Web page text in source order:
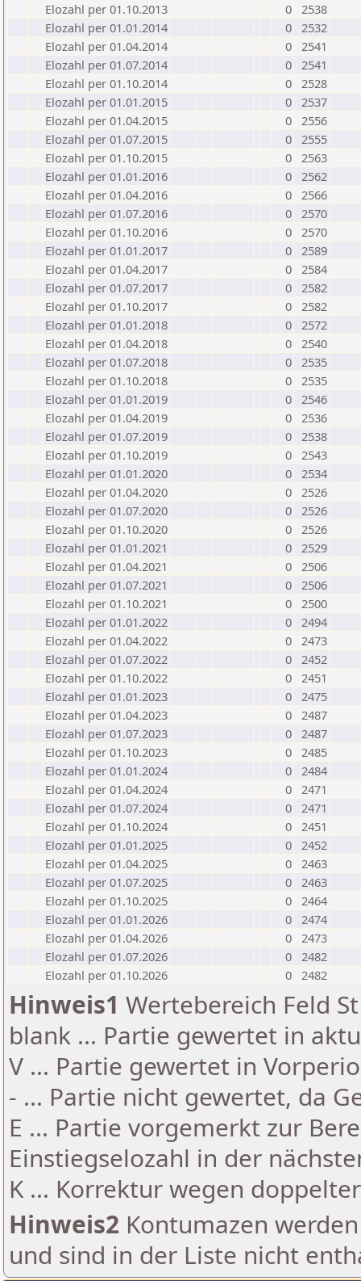
Elozahl per 01.10.2013
0 2538
Elozahl per 01.01.2014
0 2532
Elozahl per 01.04.2014
0 2541
Elozahl per 01.07.2014
0 2541
Elozahl per 01.10.2014
0 2528
Elozahl per 01.01.2015
0 2537
Elozahl per 01.04.2015
0 2556
Elozahl per 01.07.2015
0 2555
Elozahl per 01.10.2015
0 2563
Elozahl per 01.01.2016
0 2562
Elozahl per 01.04.2016
0 2566
Elozahl per 01.07.2016
0 2570
Elozahl per 01.10.2016
0 2570
Elozahl per 01.01.2017
0 2589
Elozahl per 01.04.2017
0 2584
Elozahl per 01.07.2017
0 2582
Elozahl per 01.10.2017
0 2582
Elozahl per 01.01.2018
0 2572
Elozahl per 01.04.2018
0 2540
Elozahl per 01.07.2018
0 2535
Elozahl per 01.10.2018
0 2535
Elozahl per 01.01.2019
0 2546
Elozahl per 01.04.2019
0 2536
Elozahl per 01.07.2019
0 2538
Elozahl per 01.10.2019
0 2543
Elozahl per 01.01.2020
0 2534
Elozahl per 01.04.2020
0 2526
Elozahl per 01.07.2020
0 2526
Elozahl per 01.10.2020
0 2526
Elozahl per 01.01.2021
0 2529
Elozahl per 01.04.2021
0 2506
Elozahl per 01.07.2021
0 2506
Elozahl per 01.10.2021
0 2500
Elozahl per 01.01.2022
0 2494
Elozahl per 01.04.2022
0 2473
Elozahl per 01.07.2022
0 2452
Elozahl per 01.10.2022
0 2451
Elozahl per 01.01.2023
0 2475
Elozahl per 01.04.2023
0 2487
Elozahl per 01.07.2023
0 2487
Elozahl per 01.10.2023
0 2485
Elozahl per 01.01.2024
0 2484
Elozahl per 01.04.2024
0 2471
Elozahl per 01.07.2024
0 2471
Elozahl per 01.10.2024
0 2451
Elozahl per 01.01.2025
0 2452
Elozahl per 01.04.2025
0 2463
Elozahl per 01.07.2025
0 2463
Elozahl per 01.10.2025
0 2464
Elozahl per 01.01.2026
0 2474
Elozahl per 01.04.2026
0 2473
Elozahl per 01.07.2026
0 2482
Elozahl per 01.10.2026
0 2482
Hinweis1 Wertebereich Feld
blank ... Partie gewertet in
V ... Partie gewertet in
- ... Partie nicht gewertet, da
E ... Partie vorgemerkt zur
Einstiegselozahl in der
K ... Korrektur wegen
Hinweis2 Kontumazen
und sind in der Liste nicht